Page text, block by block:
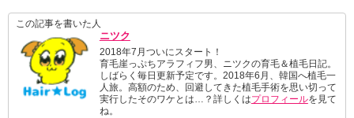
この記事を書いた人
ニツク
2018年7月ついにスタート！
育毛崖っぷちアラフィフ男、ニツクの育毛＆植毛日記。
しばらく毎日更新予定です。2018年6月、韓国へ植毛一
人旅。高額のため、回避してきた植毛手術を思い切って
実行したそのワケとは…？詳しくはプロフィールを見て
ね。